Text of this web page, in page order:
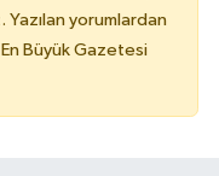
yorumlardan
Büyük Gazetesi